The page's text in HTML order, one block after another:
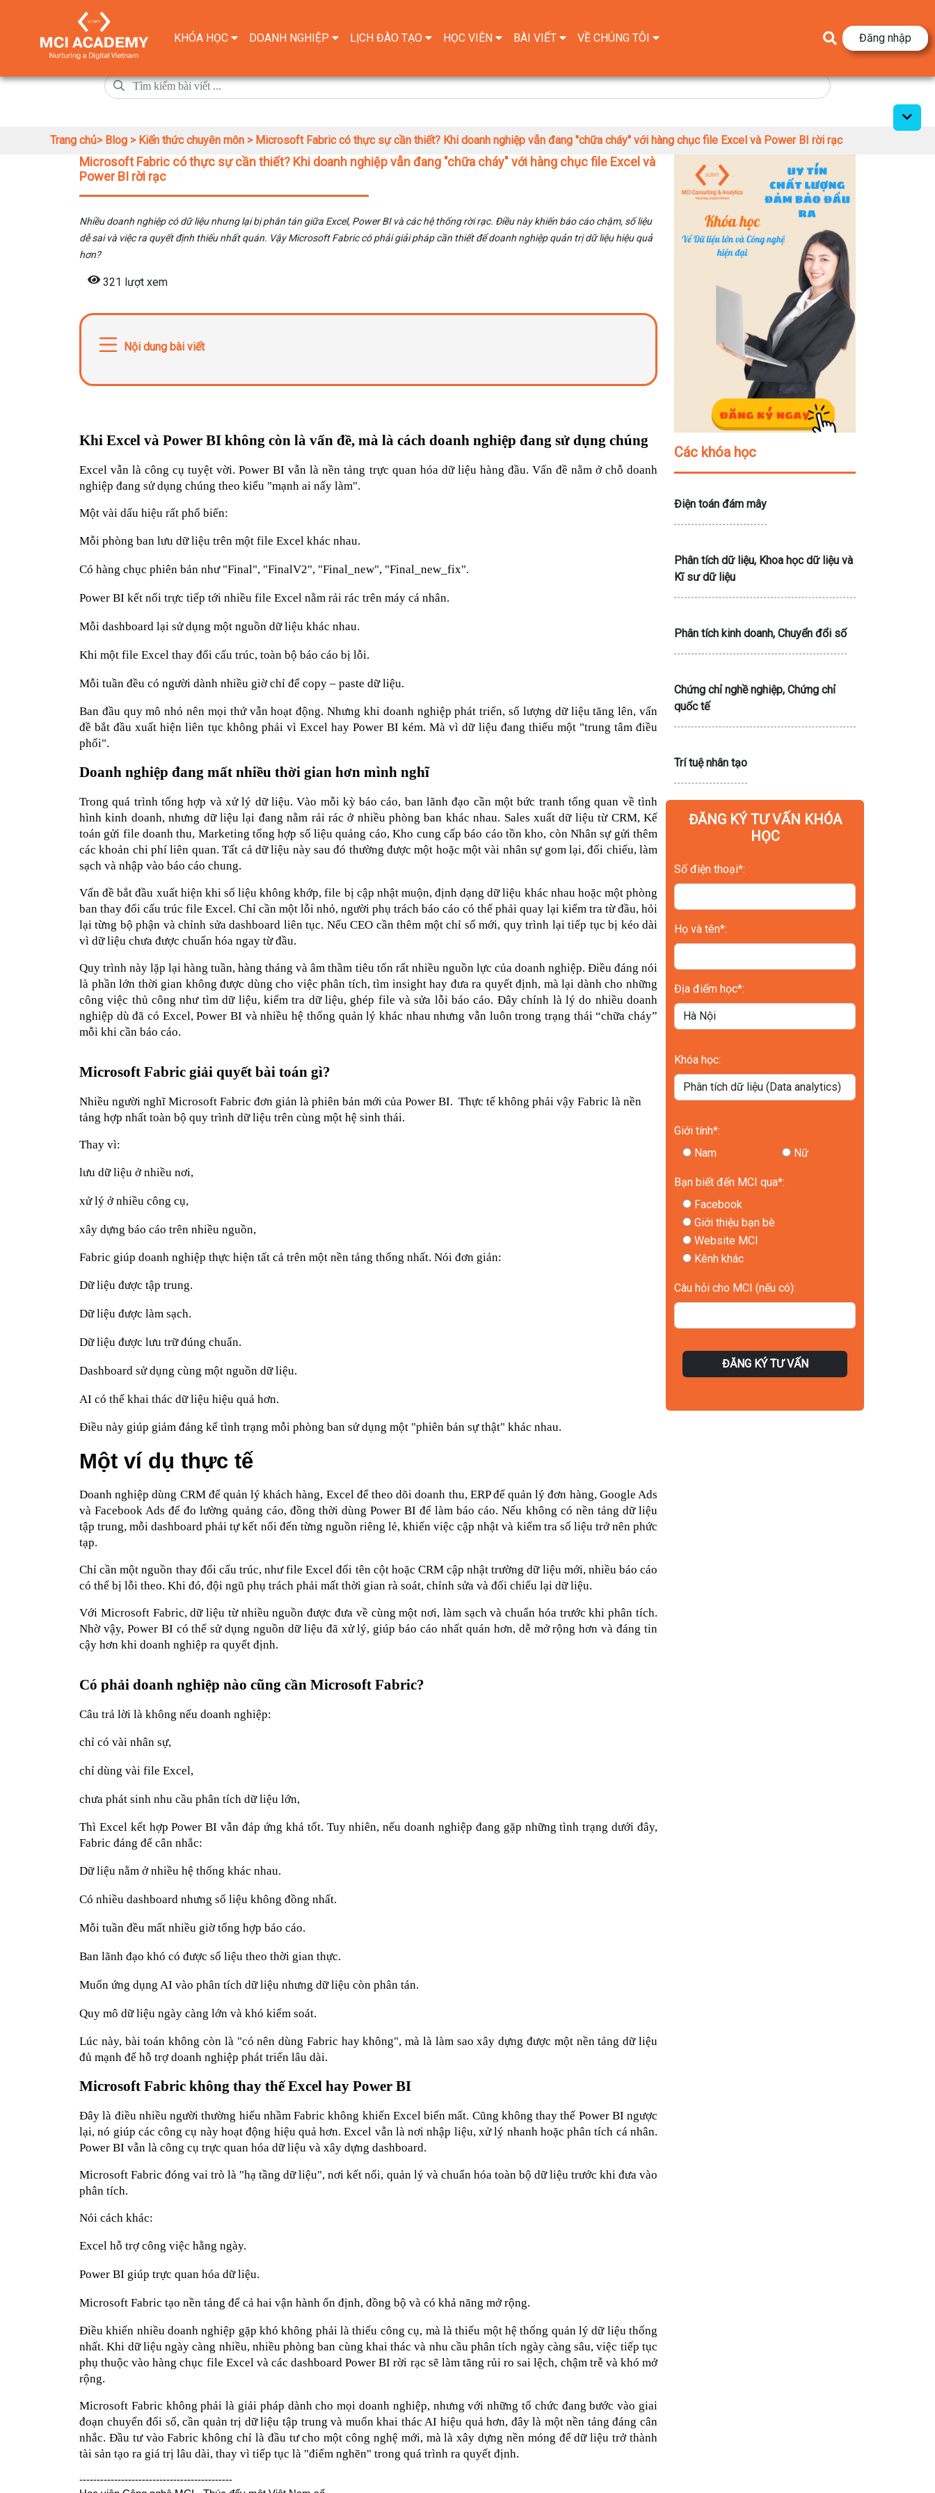
KHÓA HỌC DOANH NGHIỆP LỊCH ĐÀO TẠO HỌC VIÊN BÀI VIẾT VỀ CHÚNG TÔI Đăng nhập
Trang chủ> Blog > Kiến thức chuyên môn > Microsoft Fabric có thực sự cần thiết? Khi doanh nghiệp vẫn đang "chữa cháy" với hàng chục file Excel và Power BI rời rạc
Microsoft Fabric có thực sự cần thiết? Khi doanh nghiệp vẫn đang "chữa cháy" với hàng chục file Excel và
Power BI rời rạc
Nhiều doanh nghiệp có dữ liệu nhưng lại bị phân tán giữa Excel, Power BI và các hệ thống rời rạc. Điều này khiến báo cáo chậm, số liệu
dễ sai và việc ra quyết định thiếu nhất quán. Vậy Microsoft Fabric có phải giải pháp cần thiết để doanh nghiệp quản trị dữ liệu hiệu quả
hơn?
321 lượt xem
Nội dung bài viết
Khi Excel và Power BI không còn là vấn đề, mà là cách doanh nghiệp đang sử dụng chúng
Excel vẫn là công cụ tuyệt vời. Power BI vẫn là nền tảng trực quan hóa dữ liệu hàng đầu. Vấn đề nằm ở chỗ doanh
nghiệp đang sử dụng chúng theo kiểu "mạnh ai nấy làm".
Một vài dấu hiệu rất phổ biến:
Mỗi phòng ban lưu dữ liệu trên một file Excel khác nhau.
Có hàng chục phiên bản như "Final", "FinalV2", "Final_new", "Final_new_fix".
Power BI kết nối trực tiếp tới nhiều file Excel nằm rải rác trên máy cá nhân.
Mỗi dashboard lại sử dụng một nguồn dữ liệu khác nhau.
Khi một file Excel thay đổi cấu trúc, toàn bộ báo cáo bị lỗi.
Mỗi tuần đều có người dành nhiều giờ chỉ để copy – paste dữ liệu.
Ban đầu quy mô nhỏ nên mọi thứ vẫn hoạt động. Nhưng khi doanh nghiệp phát triển, số lượng dữ liệu tăng lên, vấn
đề bắt đầu xuất hiện liên tục không phải vì Excel hay Power BI kém. Mà vì dữ liệu đang thiếu một "trung tâm điều
phối".
Doanh nghiệp đang mất nhiều thời gian hơn mình nghĩ
Trong quá trình tổng hợp và xử lý dữ liệu. Vào mỗi kỳ báo cáo, ban lãnh đạo cần một bức tranh tổng quan về tình
hình kinh doanh, nhưng dữ liệu lại đang nằm rải rác ở nhiều phòng ban khác nhau. Sales xuất dữ liệu từ CRM, Kế
toán gửi file doanh thu, Marketing tổng hợp số liệu quảng cáo, Kho cung cấp báo cáo tồn kho, còn Nhân sự gửi thêm
các khoản chi phí liên quan. Tất cả dữ liệu này sau đó thường được một hoặc một vài nhân sự gom lại, đối chiếu, làm
sạch và nhập vào báo cáo chung.
Vấn đề bắt đầu xuất hiện khi số liệu không khớp, file bị cập nhật muộn, định dạng dữ liệu khác nhau hoặc một phòng
ban thay đổi cấu trúc file Excel. Chỉ cần một lỗi nhỏ, người phụ trách báo cáo có thể phải quay lại kiểm tra từ đầu, hỏi
lại từng bộ phận và chỉnh sửa dashboard liên tục. Nếu CEO cần thêm một chỉ số mới, quy trình lại tiếp tục bị kéo dài
vì dữ liệu chưa được chuẩn hóa ngay từ đầu.
Quy trình này lặp lại hàng tuần, hàng tháng và âm thầm tiêu tốn rất nhiều nguồn lực của doanh nghiệp. Điều đáng nói
là phần lớn thời gian không được dùng cho việc phân tích, tìm insight hay đưa ra quyết định, mà lại dành cho những
công việc thủ công như tìm dữ liệu, kiểm tra dữ liệu, ghép file và sửa lỗi báo cáo. Đây chính là lý do nhiều doanh
nghiệp dù đã có Excel, Power BI và nhiều hệ thống quản lý khác nhau nhưng vẫn luôn trong trạng thái “chữa cháy”
mỗi khi cần báo cáo.
Microsoft Fabric giải quyết bài toán gì?
Nhiều người nghĩ Microsoft Fabric đơn giản là phiên bản mới của Power BI.  Thực tế không phải vậy Fabric là nền
tảng hợp nhất toàn bộ quy trình dữ liệu trên cùng một hệ sinh thái.
Thay vì:
lưu dữ liệu ở nhiều nơi,
xử lý ở nhiều công cụ,
xây dựng báo cáo trên nhiều nguồn,
Fabric giúp doanh nghiệp thực hiện tất cả trên một nền tảng thống nhất. Nói đơn giản:
Dữ liệu được tập trung.
Dữ liệu được làm sạch.
Dữ liệu được lưu trữ đúng chuẩn.
Dashboard sử dụng cùng một nguồn dữ liệu.
AI có thể khai thác dữ liệu hiệu quả hơn.
Điều này giúp giảm đáng kể tình trạng mỗi phòng ban sử dụng một "phiên bản sự thật" khác nhau.
Một ví dụ thực tế
Doanh nghiệp dùng CRM để quản lý khách hàng, Excel để theo dõi doanh thu, ERP để quản lý đơn hàng, Google Ads
và Facebook Ads để đo lường quảng cáo, đồng thời dùng Power BI để làm báo cáo. Nếu không có nền tảng dữ liệu
tập trung, mỗi dashboard phải tự kết nối đến từng nguồn riêng lẻ, khiến việc cập nhật và kiểm tra số liệu trở nên phức
tạp.
Chỉ cần một nguồn thay đổi cấu trúc, như file Excel đổi tên cột hoặc CRM cập nhật trường dữ liệu mới, nhiều báo cáo
có thể bị lỗi theo. Khi đó, đội ngũ phụ trách phải mất thời gian rà soát, chỉnh sửa và đối chiếu lại dữ liệu.
Với Microsoft Fabric, dữ liệu từ nhiều nguồn được đưa về cùng một nơi, làm sạch và chuẩn hóa trước khi phân tích.
Nhờ vậy, Power BI có thể sử dụng nguồn dữ liệu đã xử lý, giúp báo cáo nhất quán hơn, dễ mở rộng hơn và đáng tin
cậy hơn khi doanh nghiệp ra quyết định.
Có phải doanh nghiệp nào cũng cần Microsoft Fabric?
Câu trả lời là không nếu doanh nghiệp:
chỉ có vài nhân sự,
chỉ dùng vài file Excel,
chưa phát sinh nhu cầu phân tích dữ liệu lớn,
Thì Excel kết hợp Power BI vẫn đáp ứng khá tốt. Tuy nhiên, nếu doanh nghiệp đang gặp những tình trạng dưới đây,
Fabric đáng để cân nhắc:
Dữ liệu nằm ở nhiều hệ thống khác nhau.
Có nhiều dashboard nhưng số liệu không đồng nhất.
Mỗi tuần đều mất nhiều giờ tổng hợp báo cáo.
Ban lãnh đạo khó có được số liệu theo thời gian thực.
Muốn ứng dụng AI vào phân tích dữ liệu nhưng dữ liệu còn phân tán.
Quy mô dữ liệu ngày càng lớn và khó kiểm soát.
Lúc này, bài toán không còn là "có nên dùng Fabric hay không", mà là làm sao xây dựng được một nền tảng dữ liệu
đủ mạnh để hỗ trợ doanh nghiệp phát triển lâu dài.
Microsoft Fabric không thay thế Excel hay Power BI
Đây là điều nhiều người thường hiểu nhầm Fabric không khiến Excel biến mất. Cũng không thay thế Power BI ngược
lại, nó giúp các công cụ này hoạt động hiệu quả hơn. Excel vẫn là nơi nhập liệu, xử lý nhanh hoặc phân tích cá nhân.
Power BI vẫn là công cụ trực quan hóa dữ liệu và xây dựng dashboard.
Microsoft Fabric đóng vai trò là "hạ tầng dữ liệu", nơi kết nối, quản lý và chuẩn hóa toàn bộ dữ liệu trước khi đưa vào
phân tích.
Nói cách khác:
Excel hỗ trợ công việc hằng ngày.
Power BI giúp trực quan hóa dữ liệu.
Microsoft Fabric tạo nền tảng để cả hai vận hành ổn định, đồng bộ và có khả năng mở rộng.
Điều khiến nhiều doanh nghiệp gặp khó không phải là thiếu công cụ, mà là thiếu một hệ thống quản lý dữ liệu thống
nhất. Khi dữ liệu ngày càng nhiều, nhiều phòng ban cùng khai thác và nhu cầu phân tích ngày càng sâu, việc tiếp tục
phụ thuộc vào hàng chục file Excel và các dashboard Power BI rời rạc sẽ làm tăng rủi ro sai lệch, chậm trễ và khó mở
rộng.
Microsoft Fabric không phải là giải pháp dành cho mọi doanh nghiệp, nhưng với những tổ chức đang bước vào giai
đoạn chuyển đổi số, cần quản trị dữ liệu tập trung và muốn khai thác AI hiệu quả hơn, đây là một nền tảng đáng cân
nhắc. Đầu tư vào Fabric không chỉ là đầu tư cho một công nghệ mới, mà là xây dựng nền móng để dữ liệu trở thành
tài sản tạo ra giá trị lâu dài, thay vì tiếp tục là "điểm nghẽn" trong quá trình ra quyết định.
--------------------------------------------
Các khóa học
Điện toán đám mây
Phân tích dữ liệu, Khoa học dữ liệu và
Kĩ sư dữ liệu
Phân tích kinh doanh, Chuyển đổi số
Chứng chỉ nghề nghiệp, Chứng chỉ
quốc tế
Trí tuệ nhân tạo
ĐĂNG KÝ TƯ VẤN KHÓA
HỌC
Số điện thoại*:
Họ và tên*:
Địa điểm học*:
Khóa học:
Giới tính*:
Nam
Nữ
Bạn biết đến MCI qua*:
Facebook
Giới thiệu bạn bè
Website MCI
Kênh khác
Câu hỏi cho MCI (nếu có):
ĐĂNG KÝ TƯ VẤN